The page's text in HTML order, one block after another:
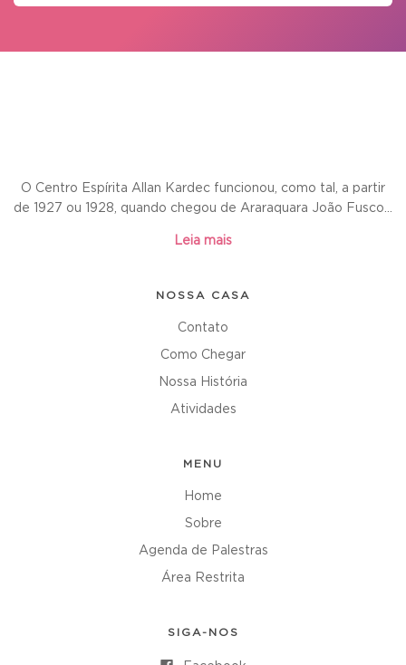
O Centro Espírita Allan Kardec funcionou, como tal, a partir
de 1927 ou 1928, quando chegou de Araraquara João Fusco...
Leia mais
NOSSA CASA
Contato
Como Chegar
Nossa História
Atividades
MENU
Home
Sobre
Agenda de Palestras
Área Restrita
SIGA-NOS